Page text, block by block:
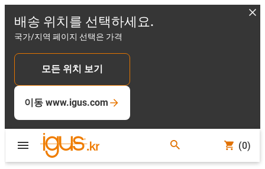
배송 위치를 선택하세요.
국가/지역 페이지 선택은 가격
모든 위치 보기
이동 www.igus.com
(0)